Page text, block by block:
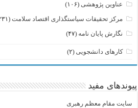
عناوین پژوهشی (۱۰۶)
مرکز تحقیقات سیاستگذاری اقتصاد سلامت (۲۳۱)
نگارش پایان نامه (۴۷)
کارهای دانشجویی (۲)
پیوندهای مفید
سایت مقام معظم رهبری